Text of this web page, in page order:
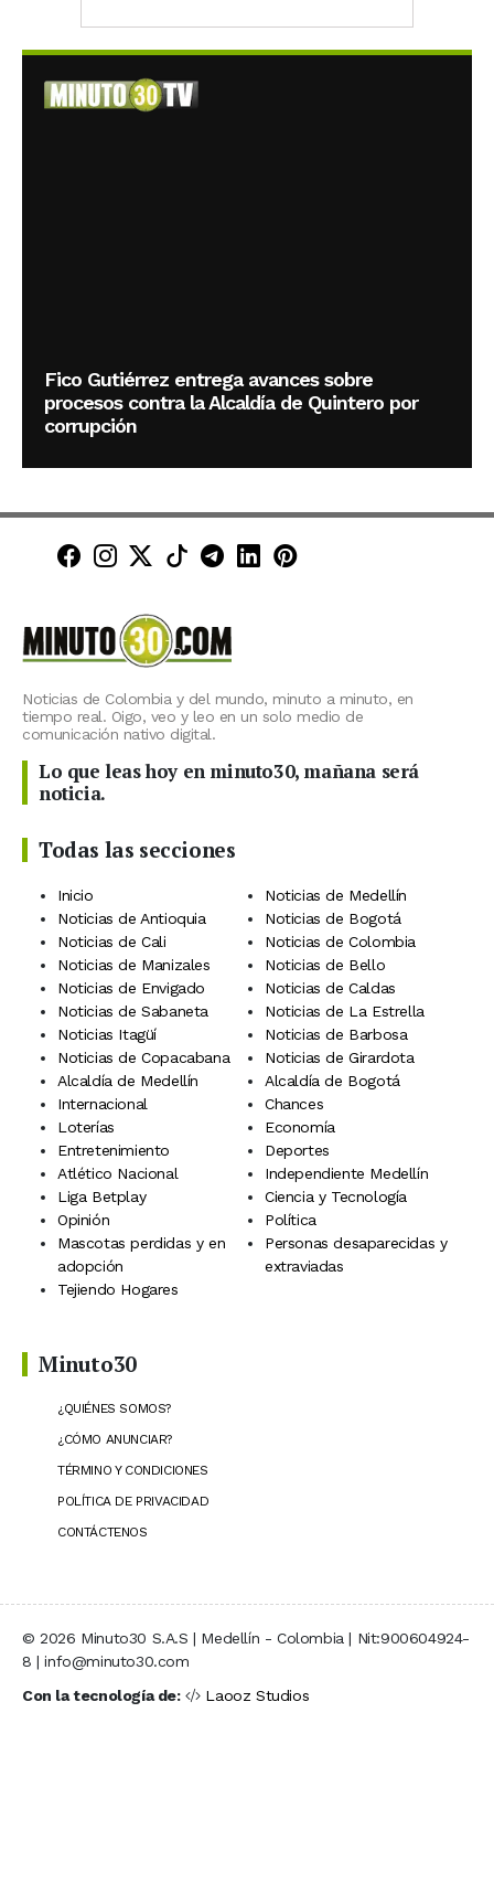
Fico Gutiérrez entrega avances sobre
procesos contra la Alcaldía de Quintero por
corrupción
Minuto30 en Facebook
Minuto30 en Instagram
Minuto30 en X (Twitter)
Minuto30 en TikTok
Canal de Minuto30 en
Minuto30 en LinkedIn
Minuto30 en
Noticias de Colombia y del mundo, minuto a minuto, en
tiempo real. Oigo, veo y leo en un solo medio de
comunicación nativo digital.
Lo que leas hoy en minuto30, mañana será
noticia.
Todas las secciones
Inicio
Noticias de Medellín
Noticias de Antioquia
Noticias de Bogotá
Noticias de Cali
Noticias de Colombia
Noticias de Manizales
Noticias de Bello
Noticias de Envigado
Noticias de Caldas
Noticias de Sabaneta
Noticias de La Estrella
Noticias Itagüí
Noticias de Barbosa
Noticias de Copacabana
Noticias de Girardota
Alcaldía de Medellín
Alcaldía de Bogotá
Internacional
Chances
Loterías
Economía
Entretenimiento
Deportes
Atlético Nacional
Independiente Medellín
Liga Betplay
Ciencia y Tecnología
Opinión
Política
Mascotas perdidas y en
adopción
Personas desaparecidas y
extraviadas
Tejiendo Hogares
Minuto30
¿QUIÉNES SOMOS?
¿CÓMO ANUNCIAR?
TÉRMINO Y CONDICIONES
POLÍTICA DE PRIVACIDAD
CONTÁCTENOS
© 2026 Minuto30 S.A.S | Medellín - Colombia | Nit:900604924-
8 | info@minuto30.com
Con la tecnología de:
Laooz Studios